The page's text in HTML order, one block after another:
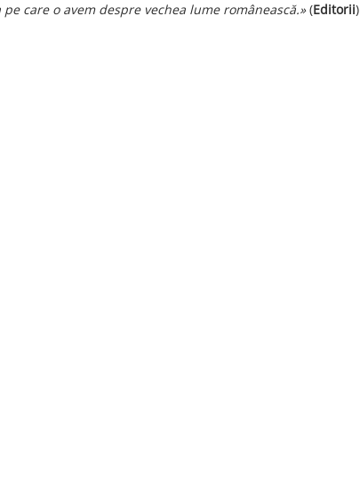
care o avem despre vechea lume românească.»(Editorii)